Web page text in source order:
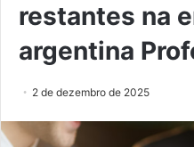
restantes na
argentina
2 de dezembro de 2025